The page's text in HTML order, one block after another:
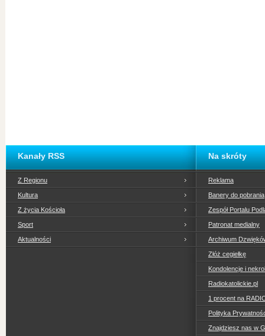
Kanały RSS
Z Regionu
Kultura
Z życia Kościoła
Sport
Aktualności
Na skróty
Reklama
Banery do pobrania
Zespół Portalu
Patronat medialny
Archiwum
Złóż cegiełkę
Kondolencje i
Radiokatolickie.pl
1 procent na
Polityka
Znajdziesz nas w